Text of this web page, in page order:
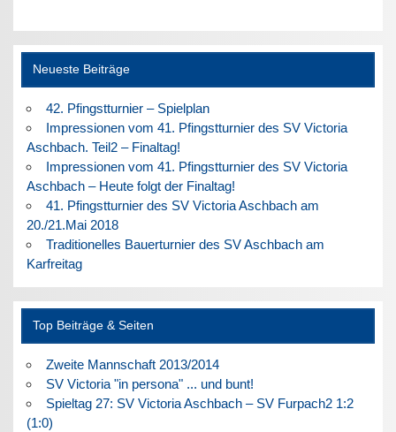
Neueste Beiträge
42. Pfingstturnier – Spielplan
Impressionen vom 41. Pfingstturnier des SV Victoria
Aschbach. Teil2 – Finaltag!
Impressionen vom 41. Pfingstturnier des SV Victoria
Aschbach – Heute folgt der Finaltag!
41. Pfingstturnier des SV Victoria Aschbach am
20./21.Mai 2018
Traditionelles Bauerturnier des SV Aschbach am
Karfreitag
Top Beiträge & Seiten
Zweite Mannschaft 2013/2014
SV Victoria "in persona" ... und bunt!
Spieltag 27: SV Victoria Aschbach – SV Furpach2 1:2
(1:0)